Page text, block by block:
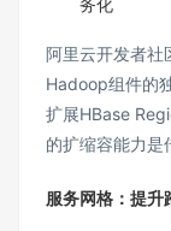
务化
阿里云开发者社
Hadoop组件的
扩展HBase
的扩缩容能力是
服务网格：提升